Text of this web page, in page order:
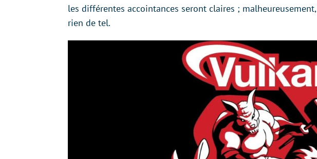
les différentes accointances seront claires ; malheureusement,
rien de tel.